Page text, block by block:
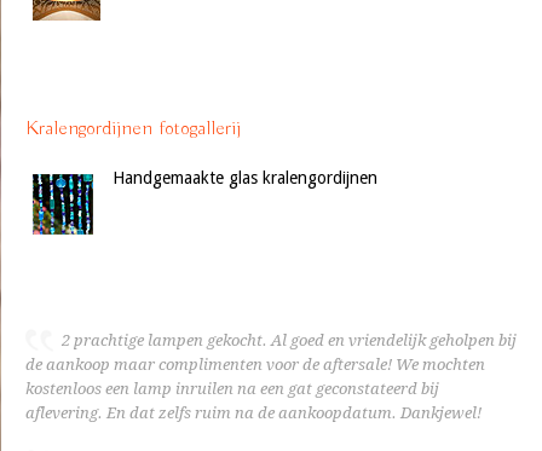
Kralengordijnen fotogallerij
Handgemaakte glas kralengordijnen
2 prachtige lampen gekocht. Al goed en vriendelijk geholpen bij
de aankoop maar complimenten voor de aftersale! We mochten
kostenloos een lamp inruilen na een gat geconstateerd bij
aflevering. En dat zelfs ruim na de aankoopdatum. Dankjewel!